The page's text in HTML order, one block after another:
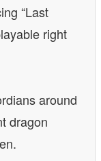
“Last
right
around
dragon